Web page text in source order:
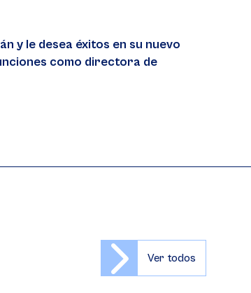
y le desea éxitos en su nuevo
como directora de
Ver todos